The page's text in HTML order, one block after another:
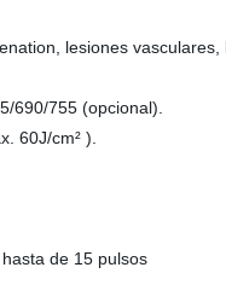
lesiones
690/755 (opcional).
60J/cm² ).
de 15 pulsos